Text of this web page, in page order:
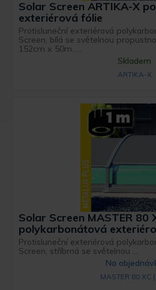
Solar Screen ARTIKA-X
exteriérová fólie
Protisluneční exteriérová
Screen, bílá se světelnou
152cm x 50m. ...
Skladem
ARTIKA-X
Solar Screen MASTER 80
polykarbonátová
Protisluneční exteriérová
Screen, stříbrná se světelnou ...
Na
MASTER 80 XC